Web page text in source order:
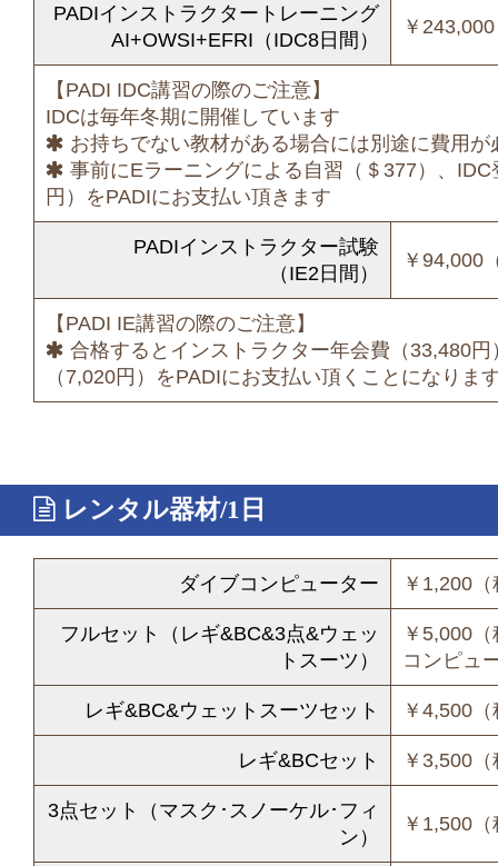
PADIインストラクタートレーニング
AI+OWSI+EFRI（IDC8日間）
￥
【PADI IDC講習の際のご注意】
IDCは毎年冬期に開催しています
お持ちでない教材がある場合には別途に費用が
事前にEラーニングによる自習（＄377）、
円）をPADIにお支払い頂きます
PADIインストラクター試験
（IE2日間）
￥94,000
【PADI IE講習の際のご注意】
合格するとインストラクター年会費（33,480
（7,020円）をPADIにお支払い頂くことになりま
レンタル器材/1日
ダイブコンピューター ￥1,200
フルセット（レギ&BC&3点&ウェッ
トスーツ）
￥5,000
コンピュ
レギ&BC&ウェットスーツセット ￥4,500
レギ&BCセット ￥3,500
3点セット（マスク･スノーケル･フィ
ン）
￥1,500